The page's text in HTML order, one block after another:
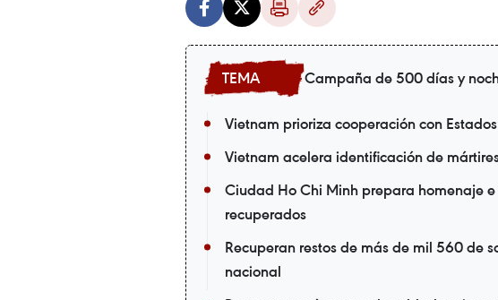
Campaña de 500 días y
Vietnam prioriza cooperación con
Vietnam acelera identificación de
Ciudad Ho Chi Minh prepara homenaje
recuperados
Recuperan restos de más de mil 560 de
nacional